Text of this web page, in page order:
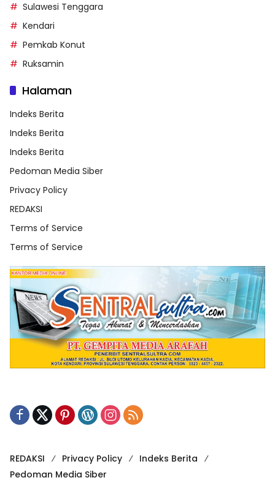
Sulawesi Tenggara
Kendari
Pemkab Konut
Ruksamin
Halaman
Indeks Berita
Indeks Berita
Indeks Berita
Pedoman Media Siber
Privacy Policy
REDAKSI
Terms of Service
Terms of Service
REDAKSI Privacy Policy
Indeks Berita
Pedoman Media Siber